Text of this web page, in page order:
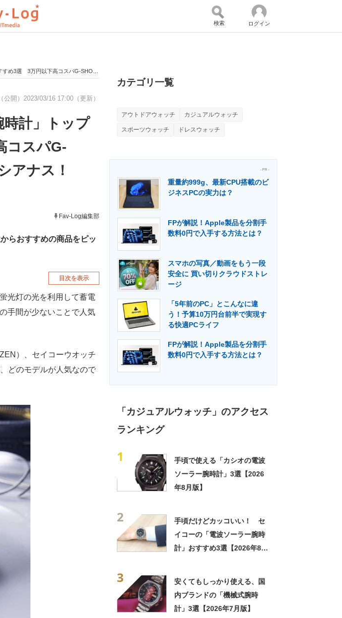
の最新トレンド 進化するPCとデバイスの未来
レンドを詳説 経営リーダーのコミュニティ
・比較・事例
エネルギーの専門メディア
検索 ログイン
や、上質＆多機能なオシアナス！【2023年3月版】
公開） 2023/03/16 17:00（更新）
計」トップ
コスパG-
アナス！
Fav-Log編集部
らおすすめの商品をピッ
目次を表示
光灯の光を利用して蓄電
手間が少ないことで人気
）、セイコーウオッチ
どのモデルが人気なので
カテゴリ一覧
アウトドアウォッチ カジュアルウォッチ
スポーツウォッチ ドレスウォッチ
- PR -
重量約999g、最新CPU搭載のビ
ジネスPCの実力は？
FPが解説！Apple製品を分割手
数料0円で入手する方法とは？
スマホの写真／動画をもう一段
安全に 買い切りクラウドストレ
ージ
「5年前のPC」とこんなに違
う！予算10万円台前半で実現す
る快適PCライフ
FPが解説！Apple製品を分割手
数料0円で入手する方法とは？
「カジュアルウォッチ」のアクセス
ランキング
1
手頃で使える「カシオの電波
ソーラー腕時計」3選【2026
年8月版】
2
手頃だけどカッコいい！ セ
イコーの「電波ソーラー腕時
計」おすすめ3選【2026年8月
3
安くてもしっかり使える、国
内ブランドの「機械式腕時
計」3選【2026年7月版】